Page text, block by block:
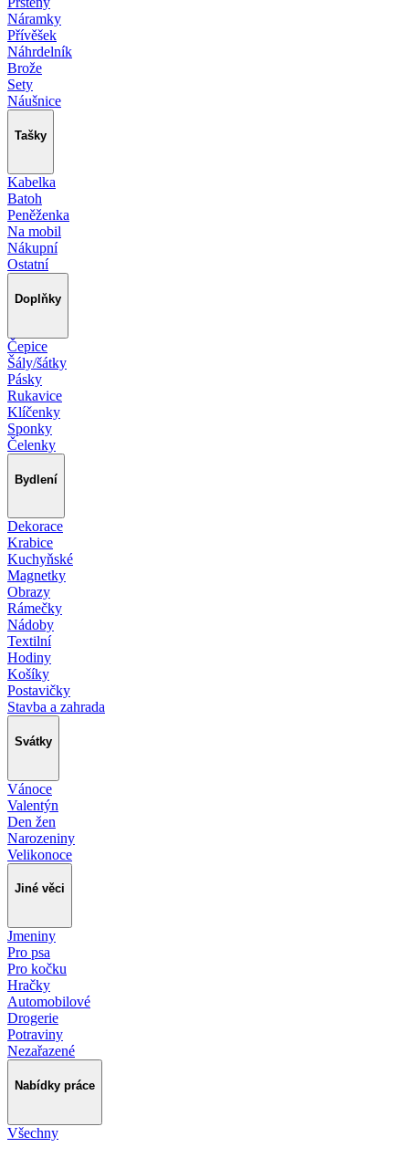
Náramky
Přívěšek
Náhrdelník
Brože
Sety
Náušnice
Tašky
Kabelka
Batoh
Peněženka
Na mobil
Nákupní
Ostatní
Doplňky
Čepice
Šály/šátky
Pásky
Rukavice
Klíčenky
Sponky
Čelenky
Bydlení
Dekorace
Krabice
Kuchyňské
Magnetky
Obrazy
Rámečky
Nádoby
Textilní
Hodiny
Košíky
Postavičky
Stavba a zahrada
Svátky
Vánoce
Valentýn
Den žen
Narozeniny
Velikonoce
Jiné věci
Jmeniny
Pro psa
Pro kočku
Hračky
Automobilové
Drogerie
Potraviny
Nezařazené
Nabídky práce
Všechny